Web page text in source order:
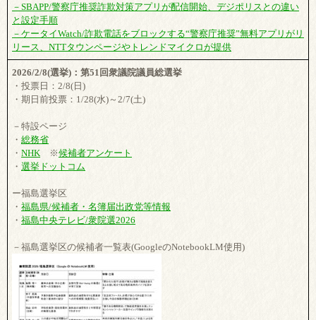
－SBAPP/警察庁推奨詐欺対策アプリが配信開始、デジポリスとの違い
と設定手順
－ケータイWatch/詐欺電話をブロックする“警察庁推奨”無料アプリがリ
リース、NTTタウンページやトレンドマイクロが提供
2026/2/8(選挙)：第51回衆議院議員総選挙
・投票日：2/8(日)
・期日前投票：1/28(水)～2/7(土)
－特設ページ
・ 総務省
・ NHK ※候補者アンケート
・ 選挙ドットコム
ー福島選挙区
・ 福島県/候補者・名簿届出政党等情報
・ 福島中央テレビ/衆院選2026
－福島選挙区の候補者一覧表(GoogleのNotebookLM使用)